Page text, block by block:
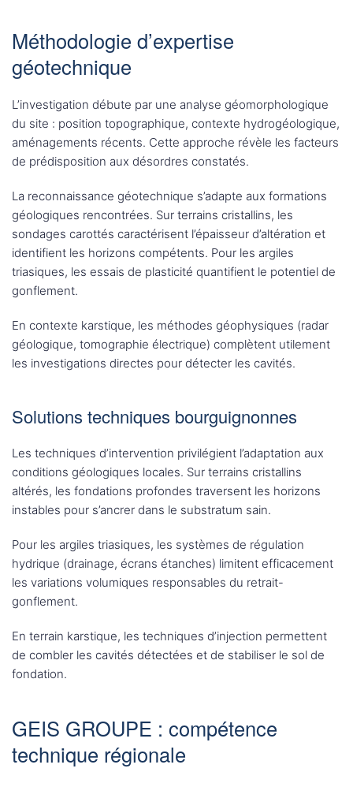
Méthodologie d’expertise
géotechnique
L’investigation débute par une analyse géomorphologique
du site : position topographique, contexte hydrogéologique,
aménagements récents. Cette approche révèle les facteurs
de prédisposition aux désordres constatés.
La reconnaissance géotechnique s’adapte aux formations
géologiques rencontrées. Sur terrains cristallins, les
sondages carottés caractérisent l’épaisseur d’altération et
identifient les horizons compétents. Pour les argiles
triasiques, les essais de plasticité quantifient le potentiel de
gonflement.
En contexte karstique, les méthodes géophysiques (radar
géologique, tomographie électrique) complètent utilement
les investigations directes pour détecter les cavités.
Solutions techniques bourguignonnes
Les techniques d’intervention privilégient l’adaptation aux
conditions géologiques locales. Sur terrains cristallins
altérés, les fondations profondes traversent les horizons
instables pour s’ancrer dans le substratum sain.
Pour les argiles triasiques, les systèmes de régulation
hydrique (drainage, écrans étanches) limitent efficacement
les variations volumiques responsables du retrait-
gonflement.
En terrain karstique, les techniques d’injection permettent
de combler les cavités détectées et de stabiliser le sol de
fondation.
GEIS GROUPE : compétence
technique régionale